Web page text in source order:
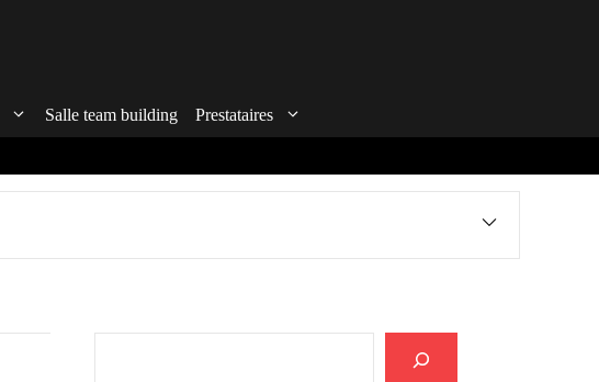
Salle team building Prestataires